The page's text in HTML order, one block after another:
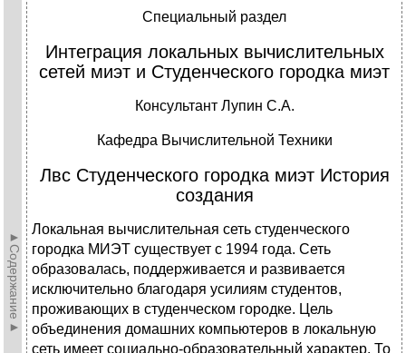
►Содержание►
Специальный раздел
Интеграция локальных вычислительных
сетей миэт и Студенческого городка миэт
Консультант Лупин С.А.
Кафедра Вычислительной Техники
Лвс Студенческого городка миэт История
создания
Локальная вычислительная сеть студенческого
городка МИЭТ существует с 1994 года. Сеть
образовалась, поддерживается и развивается
исключительно благодаря усилиям студентов,
проживающих в студенческом городке. Цель
объединения домашних компьютеров в локальную
сеть имеет социально-образовательный характер. То